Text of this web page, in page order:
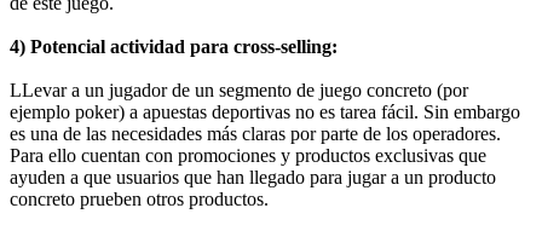
4) Potencial actividad para cross-selling:
LLevar a un jugador de un segmento de juego concreto (por
ejemplo poker) a apuestas deportivas no es tarea fácil. Sin embargo
es una de las necesidades más claras por parte de los operadores.
Para ello cuentan con promociones y productos exclusivas que
ayuden a que usuarios que han llegado para jugar a un producto
concreto prueben otros productos.